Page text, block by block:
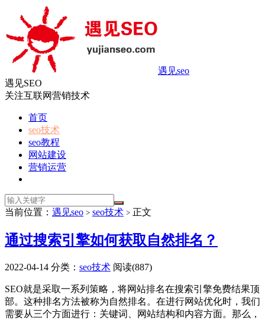
遇见seo
遇见SEO
关注互联网营销技术
首页
seo技术
seo教程
网站建设
营销运营
当前位置： 遇见seo > seo技术 > 正文
通过搜索引擎如何获取自然排名？
2022-04-14 分类： seo技术 阅读(887)
SEO就是采取一系列策略，将网站排名在搜索引擎免费结果顶
部。这种排名方法被称为自然排名。在进行网站优化时，我们
需要从三个方面进行：关键词、网站结构和内容方面。那么，